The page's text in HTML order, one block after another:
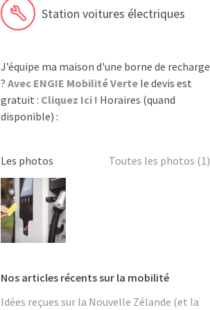
Station voitures électriques
J’équipe ma maison d'une borne de recharge
? Avec ENGIE Mobilité Vertele devis est
gratuit : Cliquez Ici ! Horaires (quand
disponible) :
Les photos Toutes les photos (1)
Nos articles récents sur la mobilité
Idées reçues sur la Nouvelle Zélande (et la